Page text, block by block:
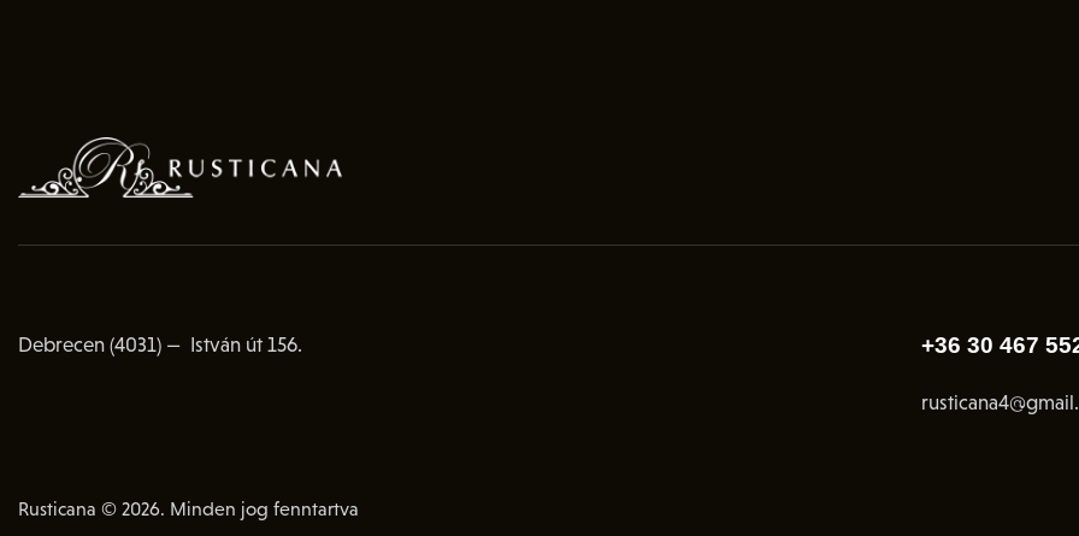
Debrecen (4031) — István út 156. +36 30 467
Rusticana © 2026. Minden jog fenntartva